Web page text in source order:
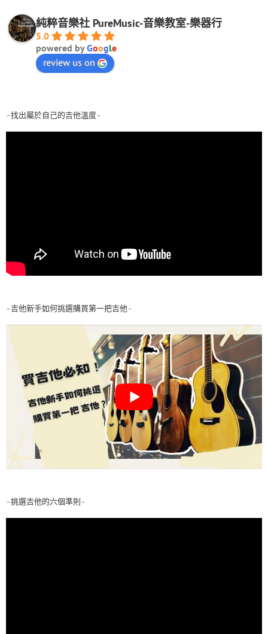
純粹音樂社 PureMusic-音樂教室-樂器行
5.0
powered byGoogle
review us on
-找出屬於自己的吉他溫度-
-吉他新手如何挑選購買第一把吉他-
-挑選吉他的六個準則-